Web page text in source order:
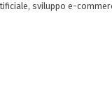
sviluppo e-